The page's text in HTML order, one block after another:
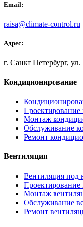
Email:
raisa@climate-control.ru
Адрес:
г. Санкт Петербург,
Кондиционирование
Проектирование
Монтаж
Обслуживание
Ремонт
Вентиляция
Вентиляция под
Проектирование
Монтаж
Обслуживание
Ремонт